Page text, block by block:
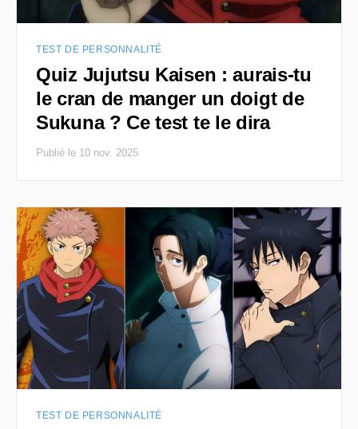
TEST DE PERSONNALITÉ
Quiz Jujutsu Kaisen : aurais-tu
le cran de manger un doigt de
Sukuna ? Ce test te le dira
Publié le 10 nov. 2025
TEST DE PERSONNALITÉ